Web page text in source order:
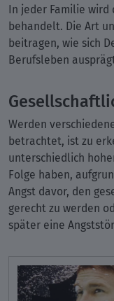
In jeder Familie wird
behandelt. Die Art
beitragen, wie sich
Berufsleben
Werden
betrachtet, ist zu
unterschiedlich
Folge haben,
Angst davor, den
gerecht zu werden
später eine